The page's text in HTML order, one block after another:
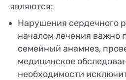
являются:
Нарушения сердечного
началом лечения важно
семейный анамнез,
медицинское
необходимости